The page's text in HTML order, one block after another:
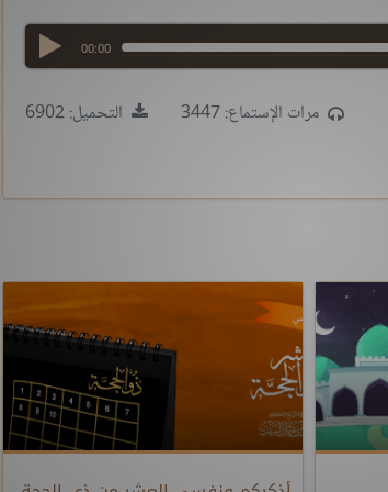
00:00
التحميل: 6902 مرات الإستماع: 3447